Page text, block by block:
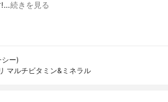
!…続きを見る
ー)
マルチビタミン&ミネラル